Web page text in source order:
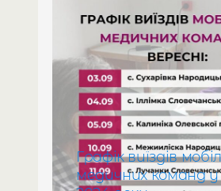
Графік виїздів
медичних команд у